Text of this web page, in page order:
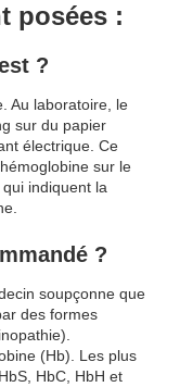
posées :
?
Au laboratoire, le
sur du papier
électrique. Ce
sur le
indiquent la
?
soupçonne que
des formes
(Hb). Les plus
HbC, HbH et